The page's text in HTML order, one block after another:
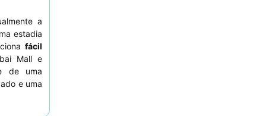
a
estadia
fácil
Mall e
de uma
e uma
o